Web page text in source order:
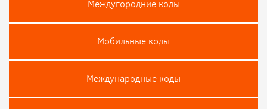
Междугородние коды
Мобильные коды
Международные коды